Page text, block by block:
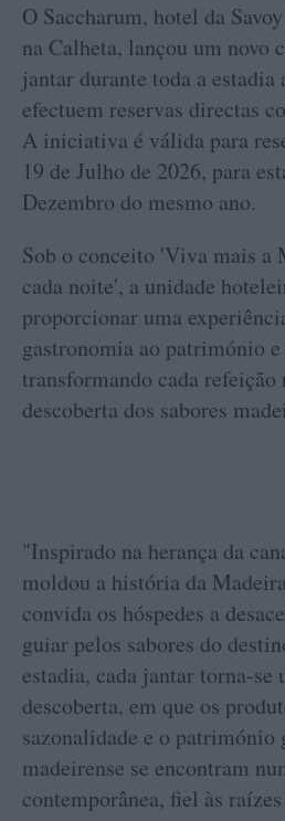
O Saccharum, hotel da
na Calheta, lançou um novo
jantar durante toda a estadia
efectuem reservas directas
A iniciativa é válida para
19 de Julho de 2026, para
Dezembro do mesmo ano.
Sob o conceito 'Viva mais a
cada noite', a unidade
proporcionar uma
gastronomia ao património
transformando cada
descoberta dos sabores
"Inspirado na herança da
moldou a história da
convida os hóspedes a
guiar pelos sabores do
estadia, cada jantar torna-se
descoberta, em que os
sazonalidade e o património
madeirense se encontram
contemporânea, fiel às